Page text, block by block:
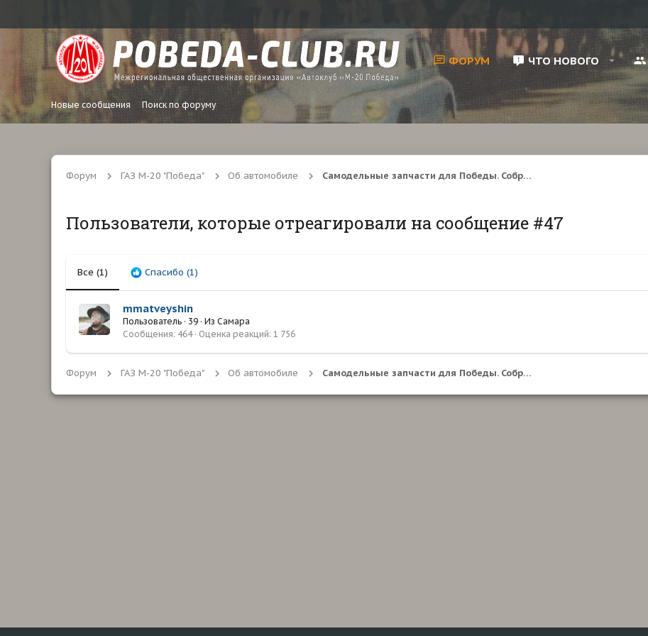
ФОРУМ ЧТО НОВОГО
Новые сообщения Поиск по форуму
Форум ГАЗ М-20 "Победа" Об автомобиле Самодельные запчасти для Победы. Собрание ФОТО.
Пользователи, которые отреагировали на сообщение #47
Все (1) Спасибо (1)
mmatveyshin
Пользователь · 39 · Из Самара
Сообщения 464 Оценка реакций 1 756
Форум ГАЗ М-20 "Победа" Об автомобиле Самодельные запчасти для Победы. Собрание ФОТО.